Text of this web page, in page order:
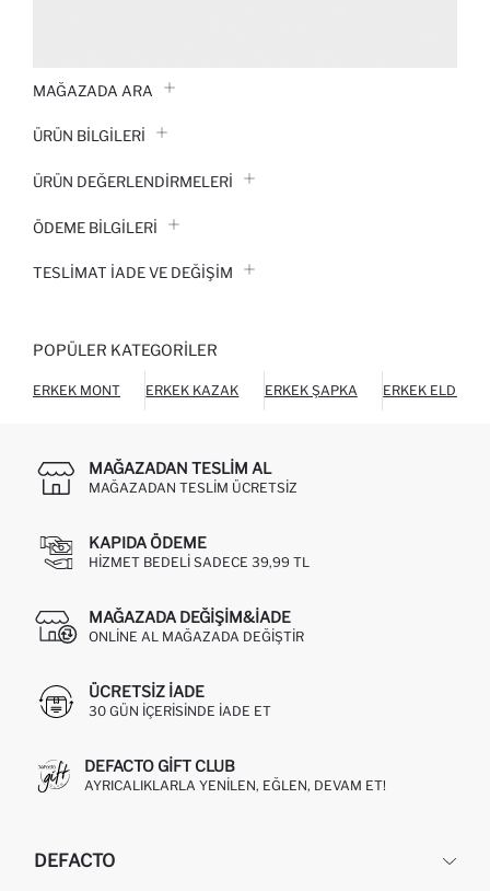
MAĞAZADA ARA
ÜRÜN BILGILERI
ÜRÜN DEĞERLENDİRMELERİ
ÖDEME BİLGİLERİ
TESLIMAT İADE VE DEĞIŞIM
POPÜLER KATEGORILER
ERKEK MONT ERKEK KAZAK ERKEK ŞAPKA ERKEK ELDIVEN
MAĞAZADAN TESLIM AL
MAĞAZADAN TESLIM ÜCRETSIZ
KAPIDA ÖDEME
HIZMET BEDELI SADECE 39,99 TL
MAĞAZADA DEĞIŞIM&İADE
ONLINE AL MAĞAZADA DEĞIŞTIR
ÜCRETSIZ IADE
30 GÜN IÇERISINDE IADE ET
DEFACTO GIFT CLUB
AYRICALIKLARLA YENILEN, EĞLEN, DEVAM ET!
DEFACTO